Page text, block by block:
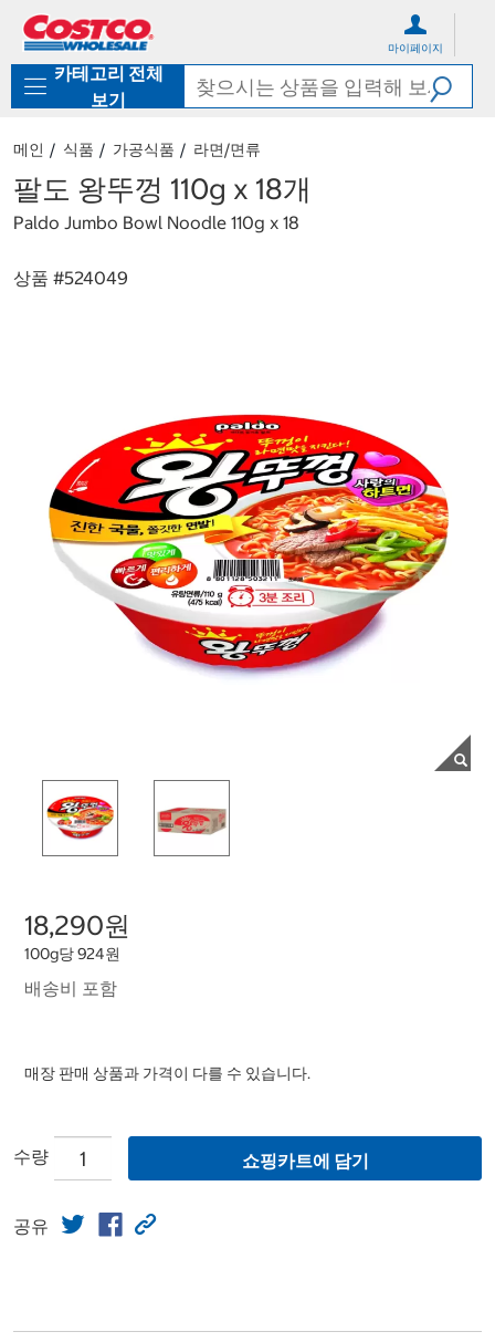
로
기
가
마이페이지
카테고리 전체
보기
메인 식품 가공식품 라면/면류
팔도 왕뚜껑 110g x 18개
Paldo Jumbo Bowl Noodle 110g x 18
상품 #524049
18,290원
100g당 924원
배송비 포함
매장 판매 상품과 가격이 다를 수 있습니다.
수량 쇼핑카트에 담기
공유